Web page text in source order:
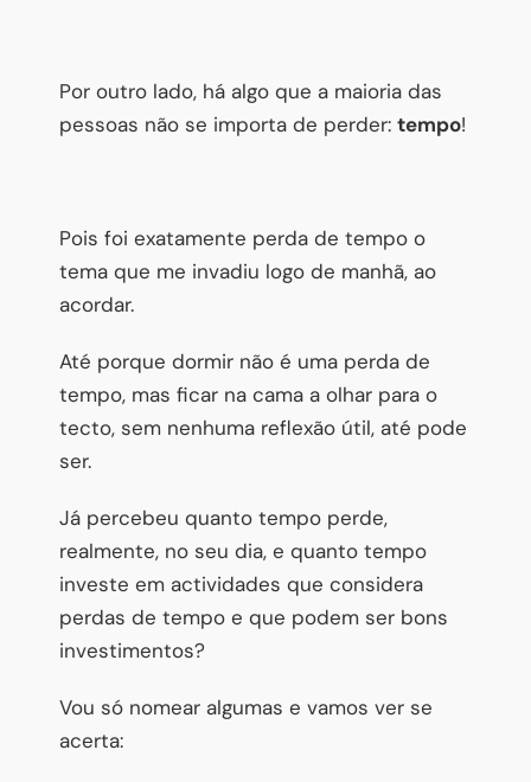
Por outro lado, há algo que a maioria das
pessoas não se importa de perder: tempo!
Pois foi exatamente perda de tempo o
tema que me invadiu logo de manhã, ao
acordar.
Até porque dormir não é uma perda de
tempo, mas ficar na cama a olhar para o
tecto, sem nenhuma reflexão útil, até pode
ser.
Já percebeu quanto tempo perde,
realmente, no seu dia, e quanto tempo
investe em actividades que considera
perdas de tempo e que podem ser bons
investimentos?
Vou só nomear algumas e vamos ver se
acerta: